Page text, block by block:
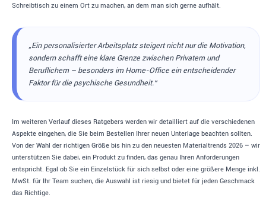
Schreibtisch zu einem Ort zu machen, an dem man sich gerne aufhält.
„Ein personalisierter Arbeitsplatz steigert nicht nur die Motivation,
sondern schafft eine klare Grenze zwischen Privatem und
Beruflichem – besonders im Home-Office ein entscheidender
Faktor für die psychische Gesundheit.“
Im weiteren Verlauf dieses Ratgebers werden wir detailliert auf die verschiedenen
Aspekte eingehen, die Sie beim Bestellen Ihrer neuen Unterlage beachten sollten.
Von der Wahl der richtigen Größe bis hin zu den neuesten Materialtrends 2026 – wir
unterstützen Sie dabei, ein Produkt zu finden, das genau Ihren Anforderungen
entspricht. Egal ob Sie ein Einzelstück für sich selbst oder eine größere Menge inkl.
MwSt. für Ihr Team suchen, die Auswahl ist riesig und bietet für jeden Geschmack
das Richtige.